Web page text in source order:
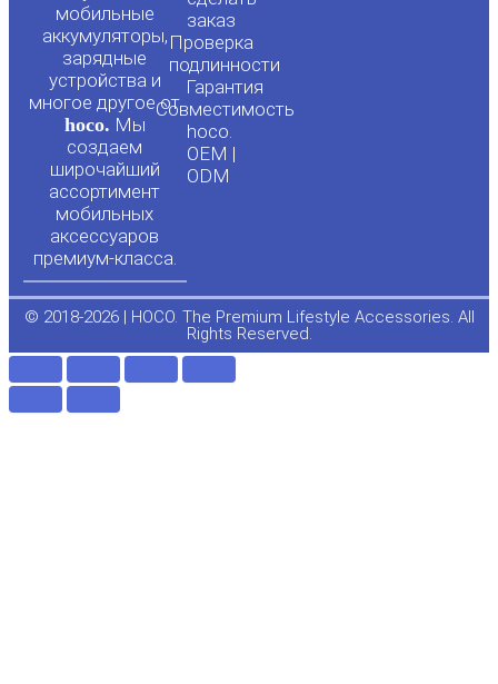
мобильные
аккумуляторы,
зарядные
устройства и
многое другое от
hoco. Мы
создаем
широчайший
ассортимент
мобильных
аксессуаров
премиум-класса.
заказ
Проверка
подлинности
Гарантия
Совместимость
hoco.
OEM |
ODM
-
f
© 2018-2026 | HOCO. The Premium Lifestyle Accessories. All
Rights Reserved.